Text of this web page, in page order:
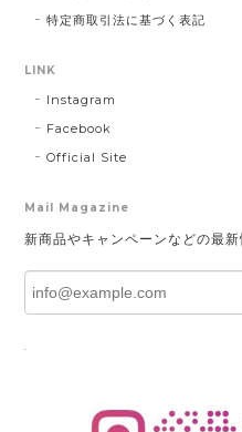
特定商取引法に基づく表記
LINK
Instagram
Facebook
Official Site
Mail Magazine
新商品やキャンペーンなどの最新